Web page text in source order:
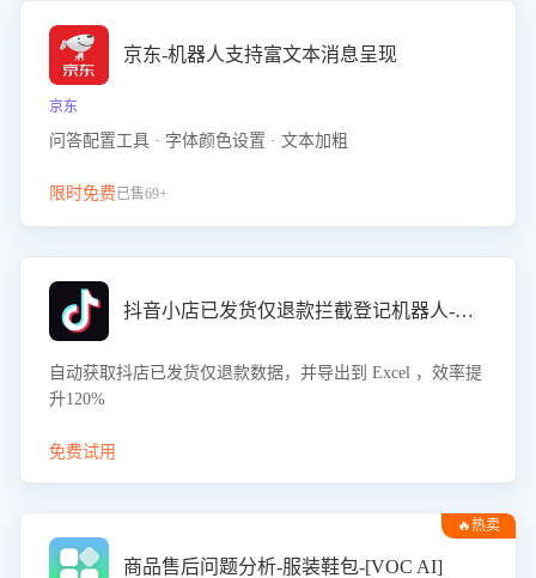
京东-机器人支持富文本消息呈现
京东
问答配置工具 · 字体颜色设置 · 文本加粗
限时免费已售69+
抖音小店已发货仅退款拦截登记机器人-八爪鱼
自动获取抖店已发货仅退款数据，并导出到 Excel ，效率提
升120%
免费试用
🔥热卖
商品售后问题分析-服装鞋包-[VOC AI]